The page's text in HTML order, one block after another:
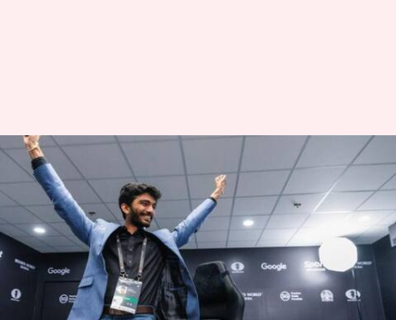
தமிழக அரசு சார்பில்
உலக செஸ் சாம்பியன்
டி.குகேஷுக்கு இன்று
பாராட்டு விழா
எழுதியவர் Venkatalakshmi V Dec 17, 2024 11:11 am